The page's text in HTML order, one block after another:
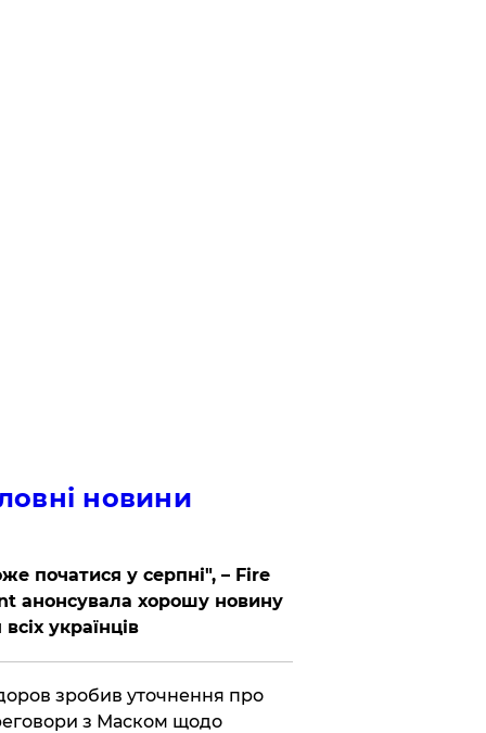
новини
початися у серпні", – Fire
анонсувала хорошу новину
українців
зробив уточнення про
з Маском щодо